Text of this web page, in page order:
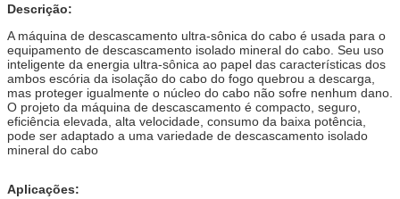
Descrição:
A máquina de descascamento ultra-sônica do cabo é usada para o
equipamento de descascamento isolado mineral do cabo. Seu uso
inteligente da energia ultra-sônica ao papel das características dos
ambos escória da isolação do cabo do fogo quebrou a descarga,
mas proteger igualmente o núcleo do cabo não sofre nenhum dano.
O projeto da máquina de descascamento é compacto, seguro,
eficiência elevada, alta velocidade, consumo da baixa potência,
pode ser adaptado a uma variedade de descascamento isolado
mineral do cabo
Aplicações: